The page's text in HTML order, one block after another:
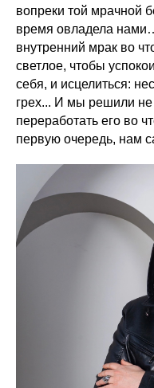
вопреки той мрачной
время овладела
внутренний мрак во
светлое, чтобы
себя, и исцелиться:
грех... И мы решили не
переработать его во
первую очередь, нам